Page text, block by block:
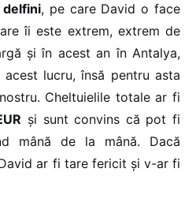
delfini, pe care David o face
îi este extrem, extrem de
și în acest an în Antalya,
lucru, însă pentru asta
Cheltuielile totale ar fi
și sunt convins că pot fi
mână de la mână. Dacă
ar fi tare fericit și v-ar fi